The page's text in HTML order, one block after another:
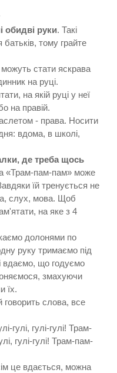
обидві руки. Такі
батьків, тому грайте
стати яскрава
на руці.
на якій руці у неї
на правій.
- права. Носити
вдома, в школі,
де треба щось
«Трам-пам-пам» може
їй тренується не
слух, мова. Щоб
на яке з 4
долонями по
руку тримаємо під
вдаємо, що годуємо
змахуючи
їх.
слова, все
гулі, гулі-гулі! Трам-
гулі-гулі! Трам-пам-
це вдається, можна